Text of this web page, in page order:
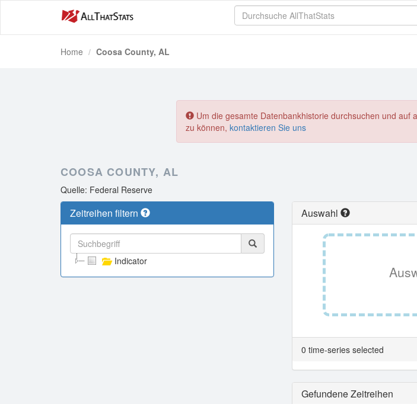
Home Coosa County, AL
Um die gesamte Datenbankhistorie durchsuchen und auf
zu können, kontaktieren Sie uns
COOSA COUNTY, AL
Quelle: Federal Reserve
Zeitreihen filtern
Indicator
Auswahl
0 time-series selected
Gefundene Zeitreihen